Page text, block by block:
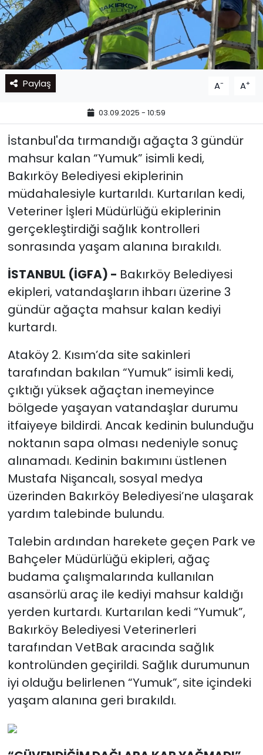
Paylaş A- A+
03.09.2025 - 10:59
İstanbul'da tırmandığı ağaçta 3 gündür
mahsur kalan “Yumuk” isimli kedi,
Bakırköy Belediyesi ekiplerinin
müdahalesiyle kurtarıldı. Kurtarılan kedi,
Veteriner İşleri Müdürlüğü ekiplerinin
gerçekleştirdiği sağlık kontrolleri
sonrasında yaşam alanına bırakıldı.
İSTANBUL (İGFA) - Bakırköy Belediyesi
ekipleri, vatandaşların ihbarı üzerine 3
gündür ağaçta mahsur kalan kediyi
kurtardı.
Ataköy 2. Kısım’da site sakinleri
tarafından bakılan “Yumuk” isimli kedi,
çıktığı yüksek ağaçtan inemeyince
bölgede yaşayan vatandaşlar durumu
itfaiyeye bildirdi. Ancak kedinin bulunduğu
noktanın sapa olması nedeniyle sonuç
alınamadı. Kedinin bakımını üstlenen
Mustafa Nişancalı, sosyal medya
üzerinden Bakırköy Belediyesi’ne ulaşarak
yardım talebinde bulundu.
Talebin ardından harekete geçen Park ve
Bahçeler Müdürlüğü ekipleri, ağaç
budama çalışmalarında kullanılan
asansörlü araç ile kediyi mahsur kaldığı
yerden kurtardı. Kurtarılan kedi “Yumuk”,
Bakırköy Belediyesi Veterinerleri
tarafından VetBak aracında sağlık
kontrolünden geçirildi. Sağlık durumunun
iyi olduğu belirlenen “Yumuk”, site içindeki
yaşam alanına geri bırakıldı.